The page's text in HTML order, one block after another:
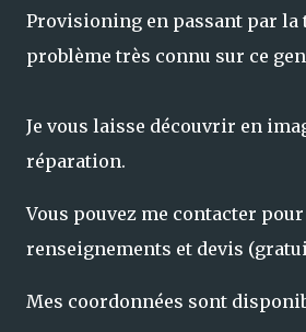
Provisioning en passant par la
problème très connu sur ce
Je vous laisse découvrir en
réparation.
Vous pouvez me contacter
renseignements et devis
Mes coordonnées sont